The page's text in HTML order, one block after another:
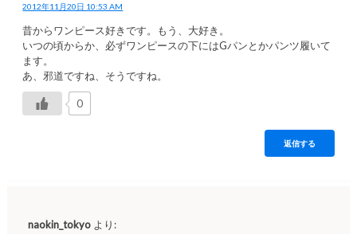
2012年11月20日 10:53 AM
昔からワンピース好きです。もう、大好き。
いつの頃からか、必ずワンピースの下にはGパンとかパンツ履いて
ます。
あ、邪道ですね、そうですね。
0
返信する
naokin_tokyo より: